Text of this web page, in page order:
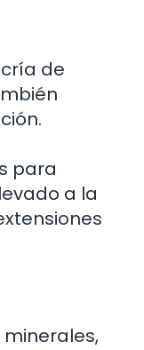
cría de
para
a la